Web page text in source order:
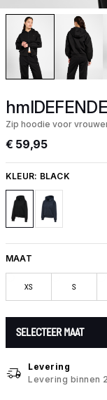
Zip hoodie voor
€ 59,95
KLEUR: BLACK
MAAT
XS S
SELECTEER MAAT
Levering
Levering binnen